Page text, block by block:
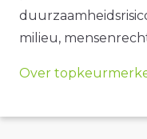
milieu,
Over